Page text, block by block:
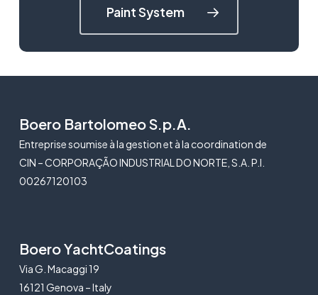
Paint System
Boero Bartolomeo S.p.A.
Entreprise soumise à la gestion et à la coordination de
CIN – CORPORAÇÃO INDUSTRIAL DO NORTE, S.A. P.I.
00267120103
Boero YachtCoatings
Via G. Macaggi 19
16121 Genova – Italy